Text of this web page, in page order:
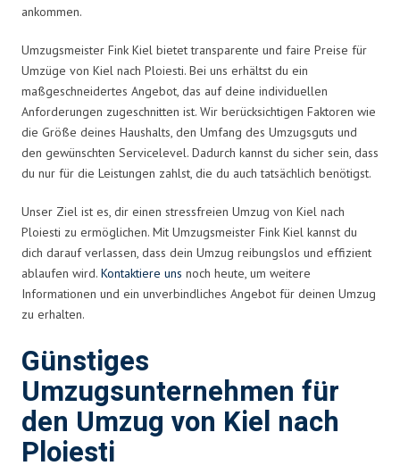
ankommen.
Umzugsmeister Fink Kiel bietet transparente und faire Preise für
Umzüge von Kiel nach Ploiesti. Bei uns erhältst du ein
maßgeschneidertes Angebot, das auf deine individuellen
Anforderungen zugeschnitten ist. Wir berücksichtigen Faktoren wie
die Größe deines Haushalts, den Umfang des Umzugsguts und
den gewünschten Servicelevel. Dadurch kannst du sicher sein, dass
du nur für die Leistungen zahlst, die du auch tatsächlich benötigst.
Unser Ziel ist es, dir einen stressfreien Umzug von Kiel nach
Ploiesti zu ermöglichen. Mit Umzugsmeister Fink Kiel kannst du
dich darauf verlassen, dass dein Umzug reibungslos und effizient
ablaufen wird. Kontaktiere uns noch heute, um weitere
Informationen und ein unverbindliches Angebot für deinen Umzug
zu erhalten.
Günstiges
Umzugsunternehmen für
den Umzug von Kiel nach
Ploiesti